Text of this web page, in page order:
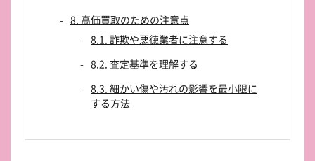
8. 高価買取のための注意点
8.1. 詐欺や悪徳業者に注意する
8.2. 査定基準を理解する
8.3. 細かい傷や汚れの影響を最小限に
する方法